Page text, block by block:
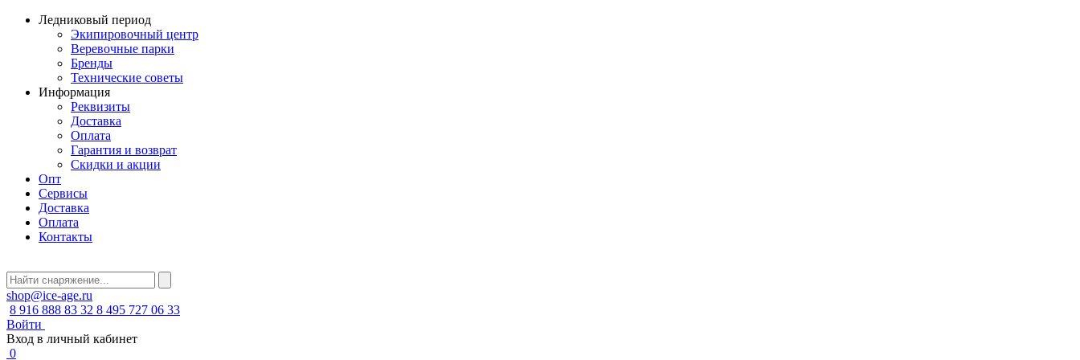
Ледниковый период
Экипировочный центр
Веревочные парки
Бренды
Технические советы
Информация
Реквизиты
Доставка
Оплата
Гарантия и возврат
Скидки и акции
Опт
Сервисы
Доставка
Оплата
Контакты
shop@ice-age.ru
8 916 888 83 32 8 495 727 06 33
Войти
Вход в личный кабинет
0